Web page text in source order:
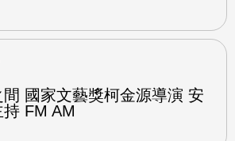
國家文藝獎柯金源導演 安
FM AM